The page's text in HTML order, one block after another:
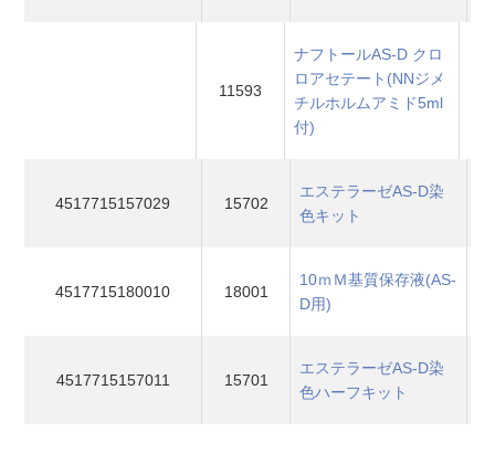
11593
ナフトールAS-D クロ
ロアセテート(NNジメ
チルホルムアミド5ml
付)
4517715157029 15702
エステラーゼAS-D染
色キット
4517715180010 18001
10ｍＭ基質保存液(AS-
D用)
4517715157011 15701
エステラーゼAS-D染
色ハーフキット